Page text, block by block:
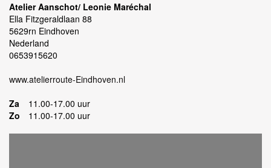
Atelier Aanschot/ Leonie Maréchal
Ella Fitzgeraldlaan 88
5629rn Eindhoven
Nederland
0653915620
www.atelierroute-Eindhoven.nl
Za
11.00-17.00 uur
Zo
11.00-17.00 uur